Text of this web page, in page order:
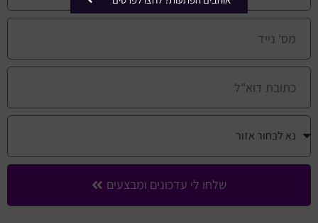
שלחו לי עדכונים ומבצעים